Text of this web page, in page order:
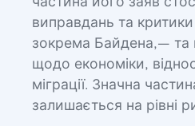
виправдань та
зокрема Байдена,— та
щодо економіки,
міграції. Значна
залишається на рівні